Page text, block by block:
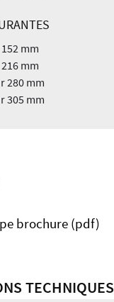
mm
mm
280 mm
305 mm
brochure (pdf)
TECHNIQUES